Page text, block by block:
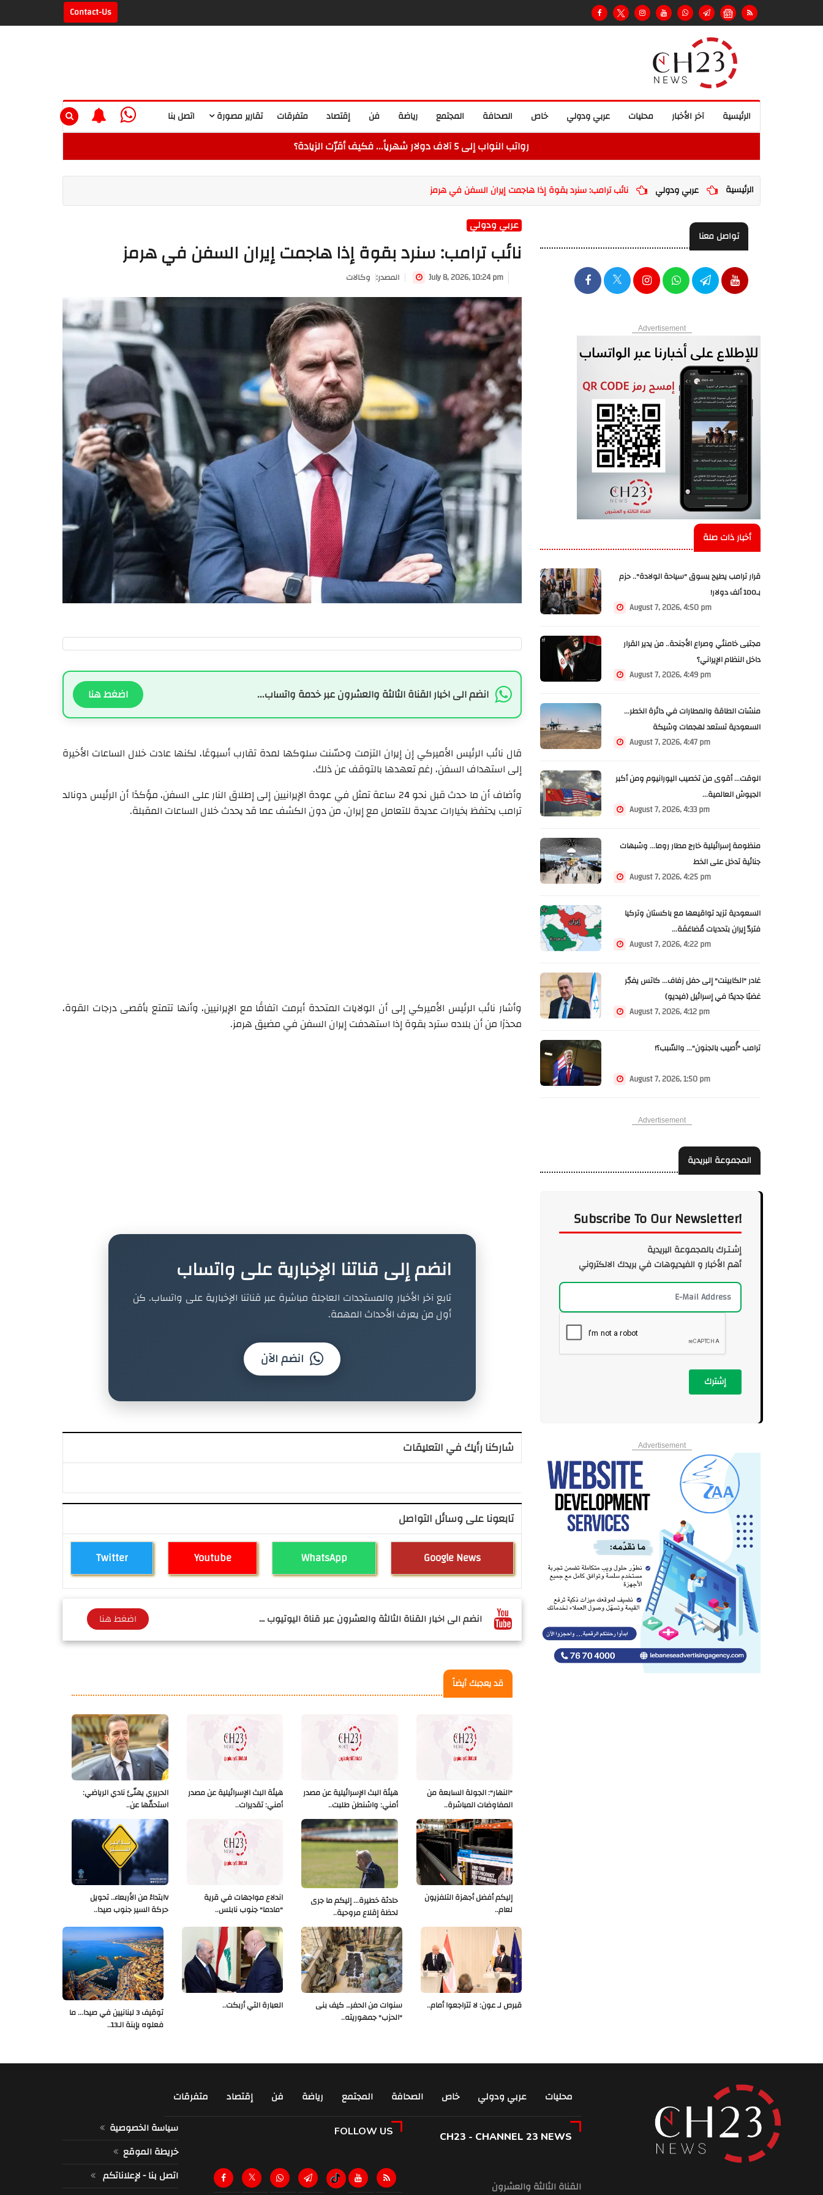
Contact-Us
اتصل بنا تقارير مصورة متفرقات إقتصاد فن رياضة المجتمع الصحافة خاص عربي ودولي محليات آخر الأخبار الرئيسية
رواتب النواب إلى 5 آلاف دولار شهرياً... فكيف أقرّت الزيادة؟
الرئيسية عربي ودولي نائب ترامب: سنرد بقوة إذا هاجمت إيران السفن في هرمز
عربي ودولي
نائب ترامب: سنرد بقوة إذا هاجمت إيران السفن في هرمز
وكالات :المصدر July 8, 2026, 10:24 pm
انضم الى اخبار القناة الثالثة والعشرون عبر خدمة واتساب... اضغط هنا
قال نائب الرئيس الأميركي إن إيران التزمت وحسّنت سلوكها لمدة تقارب أسبوعًا، لكنها عادت خلال الساعات الأخيرة
إلى استهداف السفن، رغم تعهدها بالتوقف عن ذلك.
وأضاف أن ما حدث قبل نحو 24 ساعة تمثل في عودة الإيرانيين إلى إطلاق النار على السفن، مؤكدًا أن الرئيس دونالد
ترامب يحتفظ بخيارات عديدة للتعامل مع إيران، من دون الكشف عما قد يحدث خلال الساعات المقبلة.
وأشار نائب الرئيس الأميركي إلى أن الولايات المتحدة أبرمت اتفاقًا مع الإيرانيين، وأنها تتمتع بأقصى درجات القوة،
محذرًا من أن بلاده سترد بقوة إذا استهدفت إيران السفن في مضيق هرمز.
انضم إلى قناتنا الإخبارية على واتساب
تابع آخر الأخبار والمستجدات العاجلة مباشرة عبر قناتنا الإخبارية على واتساب. كن
أول من يعرف الأحداث المهمة.
انضم الآن
شاركنا رأيك في التعليقات
تابعونا على وسائل التواصل
Twitter Youtube WhatsApp Google News
انضم الى اخبار القناة الثالثة والعشرون عبر قناة اليوتيوب ... اضغط هنا
قد يعجبك أيضاً
الحريري يهنّئ نادي الرياضي:
استحقّها عن..
هيئة البث الإسرائيلية عن مصدر
أمني: تقديرات..
هيئة البث الإسرائيلية عن مصدر
أمني: واشنطن طلبت..
"النهار": الجولة السابعة من
المفاوضات المباشرة..
Vابتداءً من الأربعاء.. تحويل
حركة السير جنوب صيدا..
اندلاع مواجهات في قرية
"مادما" جنوب نابلس..
حادثة خطيرة... إليكم ما جرى
لحظة إقلاع مروحية..
إليكم أفضل أجهزة التلفزيون
لعام..
توقيف 3 لبنانيين في صيدا... ما
فعلوه بإبنة الـ13..
العبارة التي أربكت..
سنوات من الحفر… كيف بنى
"الحزب" جمهوريته..
قبرص لـ عون: لا تتراجعوا أمام..
تواصل معنا
Advertisement
أخبار ذات صلة
قرار ترامب يطيح بسوق "سياحة الولادة".. حزم
بـ100 ألف دولار!
August 7, 2026, 4:50 pm
مجتبى خامنئي وصراع الأجنحة.. من يدير القرار
داخل النظام الإيراني؟
August 7, 2026, 4:49 pm
منشآت الطاقة والمطارات في دائرة الخطر...
السعودية تستعد لهجمات وشيكة
August 7, 2026, 4:47 pm
الوقت... أقوى من تخصيب اليورانيوم ومن أكبر
الجيوش العالمية...
August 7, 2026, 4:33 pm
منظومة إسرائيلية خارج مطار روما... وشبهات
جنائية تدخل على الخط
August 7, 2026, 4:25 pm
السعودية تزيد تواقيعها مع باكستان وتركيا
فتردّ إيران بتحديات مُضاعَفَة...
August 7, 2026, 4:22 pm
غادر "الكابينت" إلى حفل زفاف... كاتس يفجّر
غضبًا جديدًا في إسرائيل (فيديو)
August 7, 2026, 4:12 pm
ترامب "أُصيب بالجنون"... والسّبب؟!
August 7, 2026, 1:50 pm
Advertisement
المجموعة البريدية
Subscribe To Our Newsletter!
إشـتـرك بالمجموعة البريدية
أهم الأخبار و الفيديوهات في بريدك الالكتروني
إشترك
Advertisement
متفرقات إقتصاد فن رياضة المجتمع الصحافة خاص عربي ودولي
محليات
سياسة الخصوصية
خريطة الموقع
اتصل بنا - لإعلاناتكم
FOLLOW US CH23 - CHANNEL 23 NEWS
القناة الثالثة والعشرون